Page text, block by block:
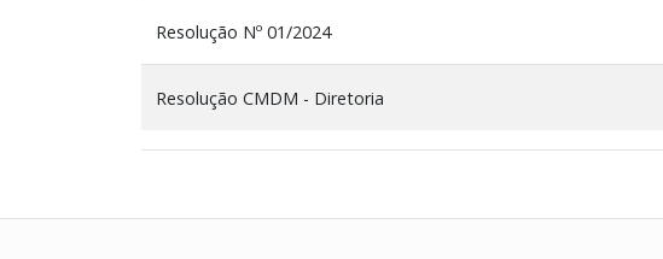
Resolução Nº 01/2024
Resolução CMDM - Diretoria